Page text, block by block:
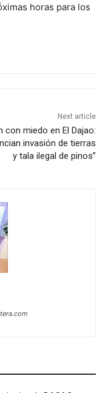
horas para los
Next article
con miedo en El Dajao:
invasión de tierras
y tala ilegal de pinos”